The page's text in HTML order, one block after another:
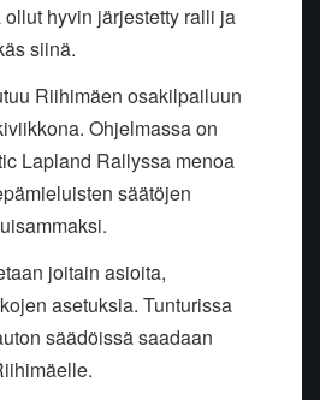
hyvin järjestetty ralli ja
siinä.
Riihimäen osakilpailuun
Ohjelmassa on
Lapland Rallyssa menoa
säätöjen
joitain asioita,
asetuksia. Tunturissa
säädöissä saadaan